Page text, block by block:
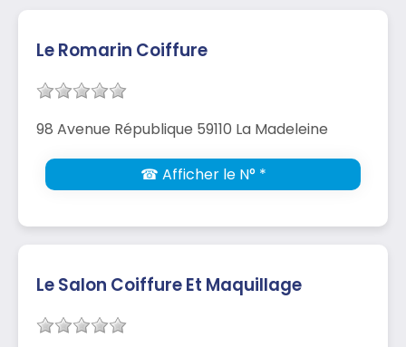
Le Romarin Coiffure
98 Avenue République 59110 La Madeleine
☎ Afficher le N° *
Le Salon Coiffure Et Maquillage